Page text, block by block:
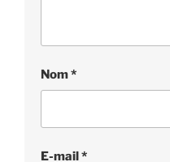
Nom*
E-mail*